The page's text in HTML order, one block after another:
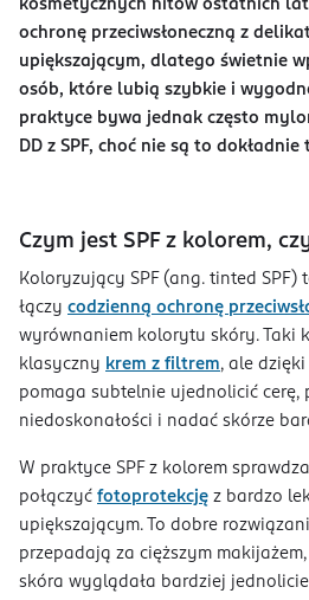
kosmetycznych hitów ostatnich
ochronę przeciwsłoneczną z
upiększającym, dlatego świetnie
osób, które lubią szybkie i
praktyce bywa jednak często
DD z SPF, choć nie są to
Czym jest SPF z kolorem,
Koloryzujący SPF (ang. tinted SPF)
łączy codzienną ochronę
wyrównaniem kolorytu skóry. Taki
klasyczny krem z filtrem, ale
pomaga subtelnie ujednolicić cerę,
niedoskonałości i nadać skórze
W praktyce SPF z kolorem
połączyć fotoprotekcję z bardzo
upiększającym. To dobre
przepadają za cięższym
skóra wyglądała bardziej